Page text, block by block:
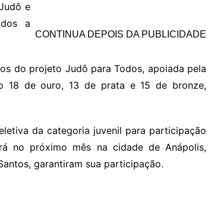
CONTINUA DEPOIS DA PUBLICIDADE
e
a
do projeto Judô para Todos, apoiada pela
18 de ouro, 13 de prata e 15 de bronze,
da categoria juvenil para participação
no próximo mês na cidade de Anápolis,
garantiram sua participação.